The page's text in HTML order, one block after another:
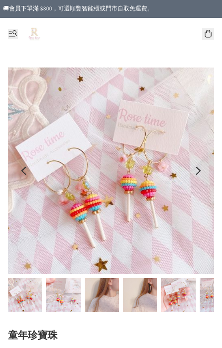
🚚會員下單滿 $800，可選順豐智能櫃或門市自取免運費。
童年珍寶珠